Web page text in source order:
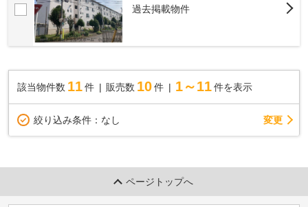
過去掲載物件
該当物件数 11件 販売数 10 件 1～11 件を表示
絞り込み条件： なし 変更
ページトップへ